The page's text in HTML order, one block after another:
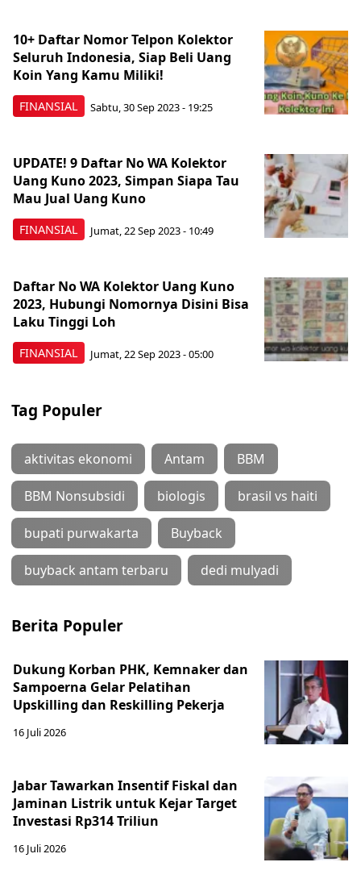
FINANSIAL
10+ Daftar Nomor Telpon Kolektor
Seluruh Indonesia, Siap Beli Uang
Koin Yang Kamu Miliki!
Sabtu, 30 Sep 2023 - 19:25
FINANSIAL
UPDATE! 9 Daftar No WA Kolektor
Uang Kuno 2023, Simpan Siapa Tau
Mau Jual Uang Kuno
Jumat, 22 Sep 2023 - 10:49
FINANSIAL
Daftar No WA Kolektor Uang Kuno
2023, Hubungi Nomornya Disini Bisa
Laku Tinggi Loh
Jumat, 22 Sep 2023 - 05:00
Tag Populer
aktivitas ekonomi Antam BBM
BBM Nonsubsidi biologis brasil vs haiti
bupati purwakarta Buyback
buyback antam terbaru dedi mulyadi
Berita Populer
Dukung Korban PHK, Kemnaker dan
Sampoerna Gelar Pelatihan
Upskilling dan Reskilling Pekerja
16 Juli 2026
Jabar Tawarkan Insentif Fiskal dan
Jaminan Listrik untuk Kejar Target
Investasi Rp314 Triliun
16 Juli 2026